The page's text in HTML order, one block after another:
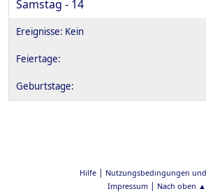
Samstag - 14
Hilfe| Nutzungsbedingungen
Impressum| Nach oben ▲